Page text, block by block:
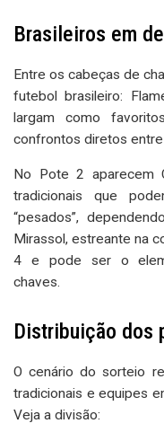
Brasileiros em
Entre os cabeças de
futebol brasileiro:
largam como
confrontos diretos
No Pote 2 aparecem
tradicionais que
“pesados”,
Mirassol, estreante na
4 e pode ser o
chaves.
Distribuição dos
O cenário do sorteio
tradicionais e equipes
Veja a divisão: